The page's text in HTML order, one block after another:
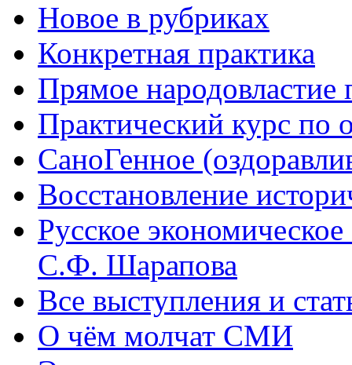
Новое в рубриках
Конкретная практика
Прямое
Практический курс по
СаноГенное
Восстановление
Русское
С.Ф. Шарапова
Все выступления и
О чём молчат СМИ